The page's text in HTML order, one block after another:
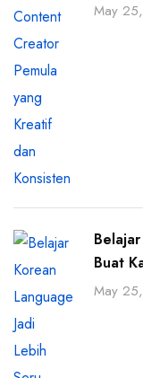
May
Buat
May